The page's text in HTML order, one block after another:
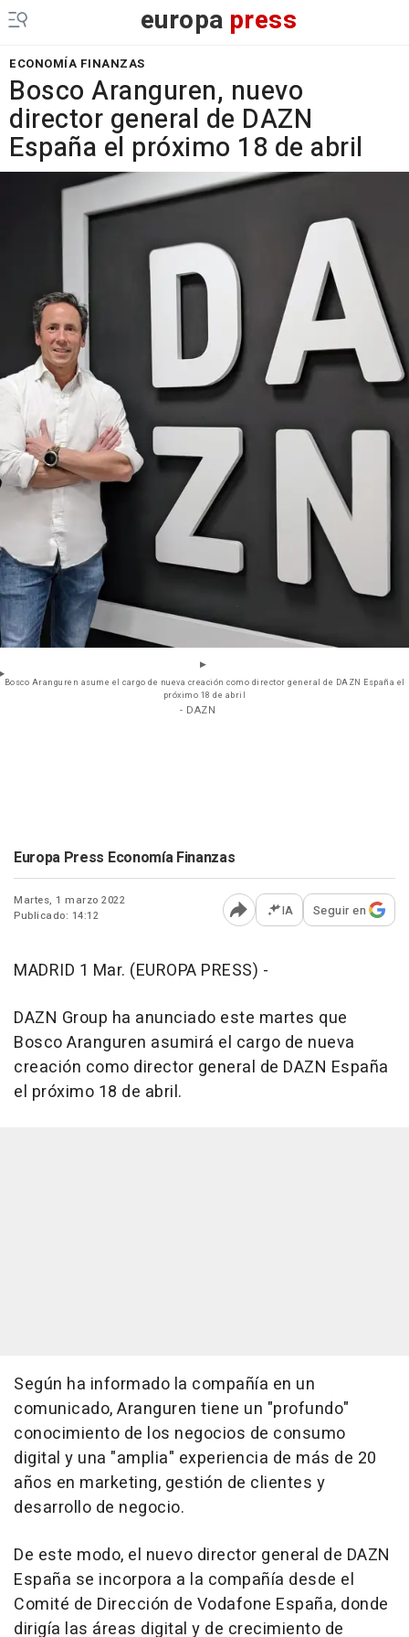
europa press
ECONOMÍA FINANZAS
Bosco Aranguren, nuevo
director general de DAZN
España el próximo 18 de abril
Bosco Aranguren asume el cargo de nueva creación como director general de DAZN España el
próximo 18 de abril
- DAZN
Europa Press Economía Finanzas
Martes, 1 marzo 2022
Publicado: 14:12
Abrir opciones para
IA Seguir en
MADRID 1 Mar. (EUROPA PRESS) -
DAZN Group ha anunciado este martes que
Bosco Aranguren asumirá el cargo de nueva
creación como director general de DAZN España
el próximo 18 de abril.
Según ha informado la compañía en un
comunicado, Aranguren tiene un "profundo"
conocimiento de los negocios de consumo
digital y una "amplia" experiencia de más de 20
años en marketing, gestión de clientes y
desarrollo de negocio.
De este modo, el nuevo director general de DAZN
España se incorpora a la compañía desde el
Comité de Dirección de Vodafone España, donde
dirigía las áreas digital y de crecimiento de